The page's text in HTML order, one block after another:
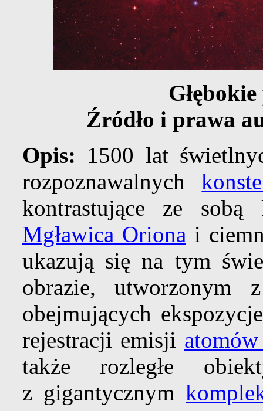
Źródło i prawa
Opis: 1500 lat
rozpoznawalnych
kontrastujące ze sobą
Mgławica Oriona i
ukazują się na tym
obrazie, utworzonym
obejmujących
rejestracji emisji
także rozległe
z gigantycznym